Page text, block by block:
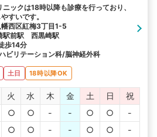
ックは18時以降も診療を行っており、
すいです。
西区紅梅3丁目1-5
駅前駅 西黒崎駅
歩14分
ビリテーション科/脳神経外科
土日 18時以降OK
火 水 木 金 土 日
祝
○ ○ - - ○ ○
-
○ ○ - - ○ ○ -